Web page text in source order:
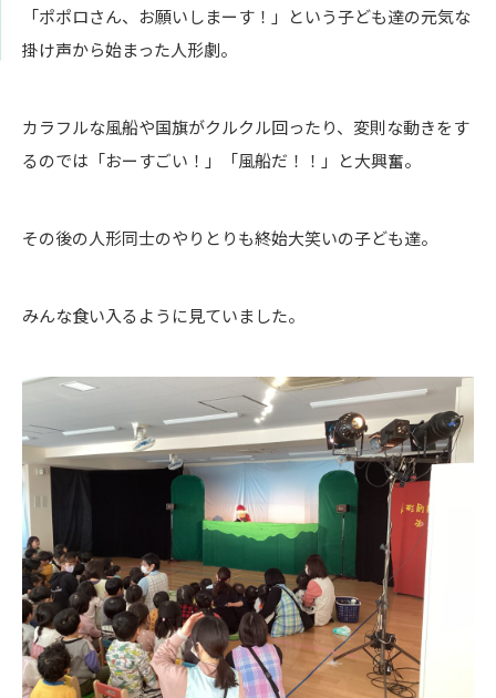
「ポポロさん、お願いしまーす！」という子ども達の元気な
掛け声から始まった人形劇。
カラフルな風船や国旗がクルクル回ったり、変則な動きをす
るのでは「おーすごい！」「風船だ！！」と大興奮。
その後の人形同士のやりとりも終始大笑いの子ども達。
みんな食い入るように見ていました。